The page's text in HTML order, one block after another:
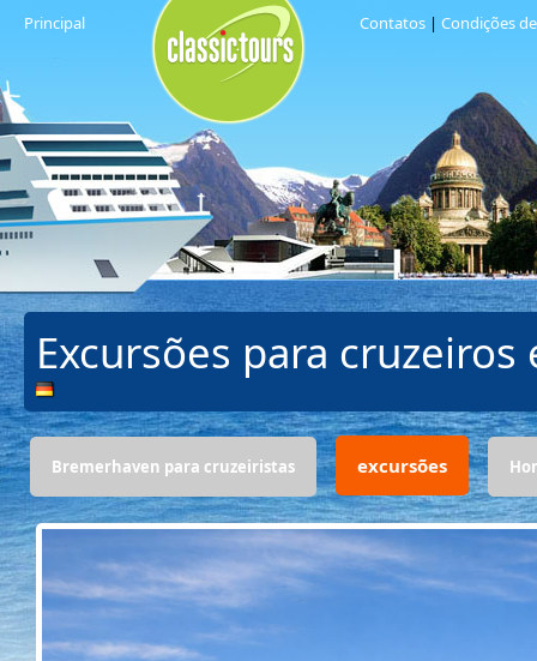
Principal Contatos | Condições
Excursões para
Bremerhaven para cruzeiristas excursões